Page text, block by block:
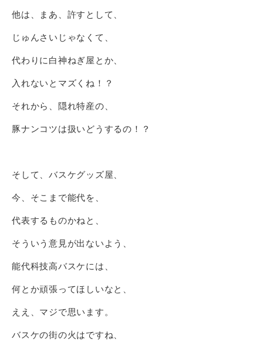
他は、まあ、許すとして、
じゅんさいじゃなくて、
代わりに白神ねぎ屋とか、
入れないとマズくね！？
それから、隠れ特産の、
豚ナンコツは扱いどうするの！？
そして、バスケグッズ屋、
今、そこまで能代を、
代表するものかねと、
そういう意見が出ないよう、
能代科技高バスケには、
何とか頑張ってほしいなと、
ええ、マジで思います。
バスケの街の火はですね、